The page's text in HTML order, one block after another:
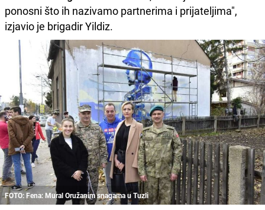
ponosni što ih nazivamo partnerima i prijateljima",
izjavio je brigadir Yildiz.
FOTO: Fena: Mural Oružanim snagama u Tuzli